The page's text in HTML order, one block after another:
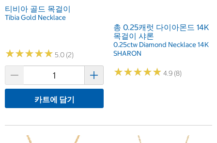
티비아 골드 목걸이
Tibia Gold Necklace
★★★★★
★★★★★ 5.0 (2)
카트에 담기
총 0.25캐럿 다이아몬드 14K
목걸이 샤론
0.25ctw Diamond Necklace 14K
SHARON
★★★★★
★★★★★ 4.9 (8)